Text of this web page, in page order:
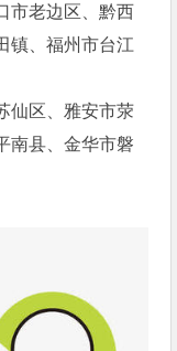
市老边区、黔西
镇、福州市台江
仙区、雅安市荥
南县、金华市磐